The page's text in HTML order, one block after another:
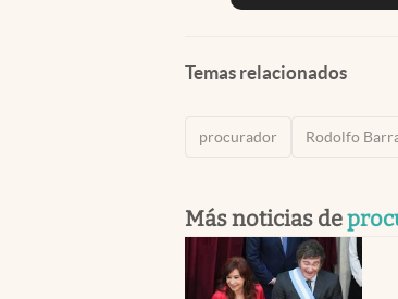
Temas relacionados
procurador Rodolfo
Más noticias de